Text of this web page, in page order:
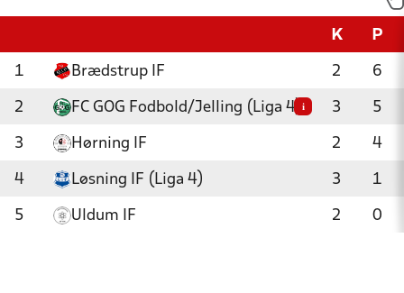
K P
1 Brædstrup IF 2 6
2 FC GOG Fodbold/Jelling (Liga 4) i 3 5
3 Hørning IF 2 4
4 Løsning IF (Liga 4) 3 1
5 Uldum IF 2 0